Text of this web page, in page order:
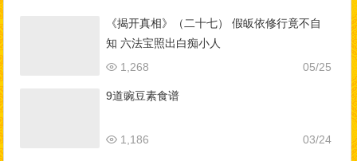
《揭开真相》（二十七） 假皈依修行竟不自
知 六法宝照出白痴小人
05/25
1,268
9道豌豆素食谱
03/24
1,186